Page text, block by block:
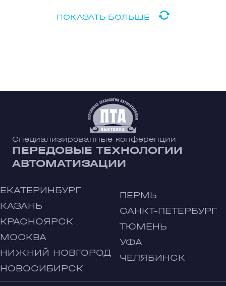
ПОКАЗАТЬ БОЛЬШЕ
Специализированные конференции
ПЕРЕДОВЫЕ ТЕХНОЛОГИИ
АВТОМАТИЗАЦИИ
ЕКАТЕРИНБУРГ
КАЗАНЬ
КРАСНОЯРСК
МОСКВА
НИЖНИЙ НОВГОРОД
НОВОСИБИРСК
ПЕРМЬ
САНКТ-ПЕТЕРБУРГ
ТЮМЕНЬ
УФА
ЧЕЛЯБИНСК